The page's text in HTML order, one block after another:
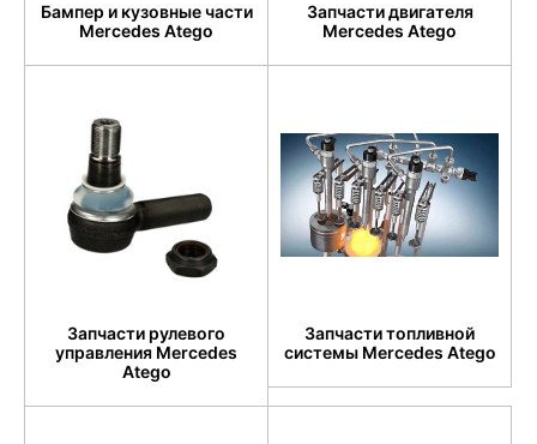
Бампер и кузовные части
Mercedes Atego
Запчасти двигателя
Mercedes Atego
Запчасти рулевого
управления Mercedes
Atego
Запчасти топливной
системы Mercedes Atego